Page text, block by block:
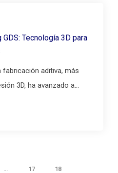
Tecnología 3D para
aditiva, más
3D, ha avanzado a...
… 17 18